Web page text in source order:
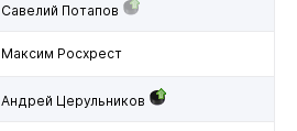
Савелий Потапов
Максим Росхрест
Андрей Церульников